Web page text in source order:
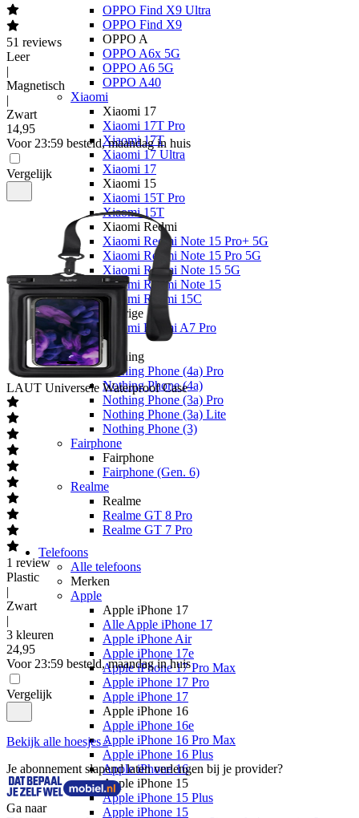
OPPO Find X9 Ultra
OPPO Find X9
OPPO A
OPPO A6x 5G
OPPO A6 5G
OPPO A40
Xiaomi
Xiaomi 17
Xiaomi 17T Pro
Xiaomi 17T
Xiaomi 17 Ultra
Xiaomi 17
Xiaomi 15
Xiaomi 15T Pro
Xiaomi 15T
Xiaomi Redmi
Xiaomi Redmi Note 15 Pro+ 5G
Xiaomi Redmi Note 15 Pro 5G
Xiaomi Redmi Note 15 5G
Xiaomi Redmi Note 15
Xiaomi Redmi 15C
Overige
Xiaomi Redmi A7 Pro
Nothing
Nothing
Nothing Phone (4a) Pro
Nothing Phone (4a)
Nothing Phone (3a) Pro
Nothing Phone (3a) Lite
Nothing Phone (3)
Fairphone
Fairphone
Fairphone (Gen. 6)
Realme
Realme
Realme GT 8 Pro
Realme GT 7 Pro
Telefoons
Alle telefoons
Merken
Apple
Apple iPhone 17
Alle Apple iPhone 17
Apple iPhone Air
Apple iPhone 17e
Apple iPhone 17 Pro Max
Apple iPhone 17 Pro
Apple iPhone 17
Apple iPhone 16
Apple iPhone 16e
Apple iPhone 16 Pro Max
Apple iPhone 16 Plus
Apple iPhone 16
Apple iPhone 15
Apple iPhone 15 Plus
Apple iPhone 15
51 reviews
Leer
|
Magnetisch
|
Zwart
14,95
Voor 23:59 besteld, maandag in huis
Vergelijk
LAUT Universele Waterproof Case
1 review
Plastic
|
Zwart
|
3 kleuren
24,95
Voor 23:59 besteld, maandag in huis
Vergelijk
Bekijk alle hoesjes ›
Je abonnement slapend laten verlengen bij je provider?
Ga naar